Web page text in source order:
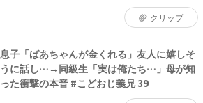
クリップ
息子「ばあちゃんが金くれる」友人に嬉しそ
うに話し…→同級生「実は俺たち…」母が知
った衝撃の本音 #こどおじ義兄 39